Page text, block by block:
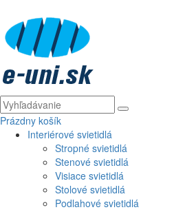
Prázdny košík
Interiérové svietidlá
Stropné svietidlá
Stenové svietidlá
Visiace svietidlá
Stolové svietidlá
Podlahové svietidlá